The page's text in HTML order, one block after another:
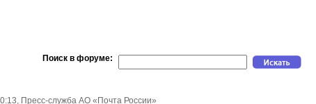
Поиск в форуме:
Пресс-служба АО «Почта России»